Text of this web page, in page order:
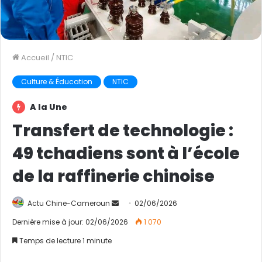
Accueil / NTIC
Culture & Éducation NTIC
A la Une
Transfert de technologie :
49 tchadiens sont à l’école
de la raffinerie chinoise
Actu Chine-Cameroun
n
02/06/2026
Dernière mise à jour: 02/06/2026
1 070
Temps de lecture 1 minute